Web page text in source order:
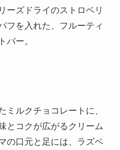
ーズドライのストロベリ
フを入れた、フルーティ
バー。
ミルクチョコレートに、
とコクが広がるクリーム
の口元と足には、ラズベ